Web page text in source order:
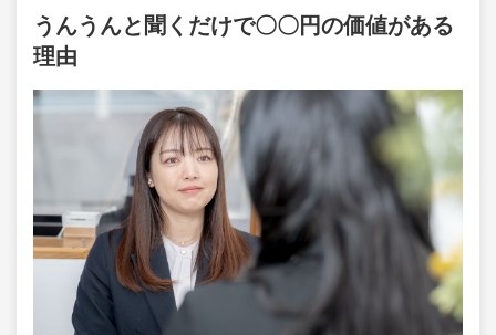
うんうんと聞くだけで〇〇円の価値がある
理由